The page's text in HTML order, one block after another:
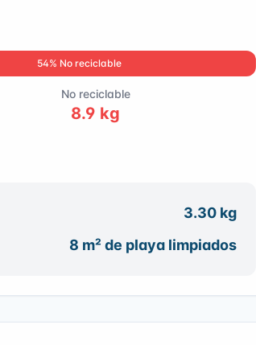
54% No reciclable
No reciclable
8.9 kg
3.30 kg
8 m² de playa limpiados